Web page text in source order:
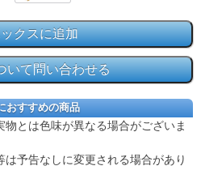
おすすめの商品
とは色味が異なる場合がございま
予告なしに変更される場合があり